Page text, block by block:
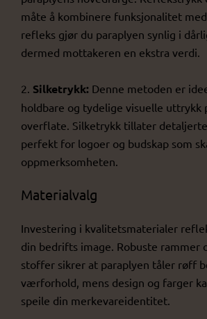
måte å kombinere funksjonalitet
refleks gjør du paraplyen synlig i
dermed mottakeren en ekstra verdi.
2. Silketrykk: Denne metoden er
holdbare og tydelige visuelle uttrykk
overflate. Silketrykk tillater
perfekt for logoer og budskap som
oppmerksomheten.
Materialvalg
Investering i kvalitetsmaterialer
din bedrifts image. Robuste rammer
stoffer sikrer at paraplyen tåler røff
værforhold, mens design og farger
speile din merkevareidentitet.